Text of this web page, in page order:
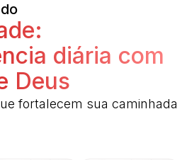
diária com
Deus
fortalecem sua caminhada